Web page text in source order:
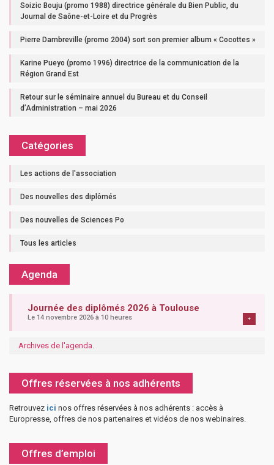
Soizic Bouju (promo 1988) directrice générale du Bien Public, du
Journal de Saône-et-Loire et du Progrès
Pierre Dambreville (promo 2004) sort son premier album « Cocottes »
Karine Pueyo (promo 1996) directrice de la communication de la
Région Grand Est
Retour sur le séminaire annuel du Bureau et du Conseil
d’Administration – mai 2026
Catégories
Les actions de l'association
Des nouvelles des diplômés
Des nouvelles de Sciences Po
Tous les articles
Agenda
Journée des diplômés 2026 à Toulouse
Le 14 novembre 2026 à 10 heures +
Archives de l'agenda
Offres réservées à nos adhérents
Retrouvez ici nos offres réservées à nos adhérents : accès à
Europresse, offres de nos partenaires et vidéos de nos webinaires.
Offres d’emploi